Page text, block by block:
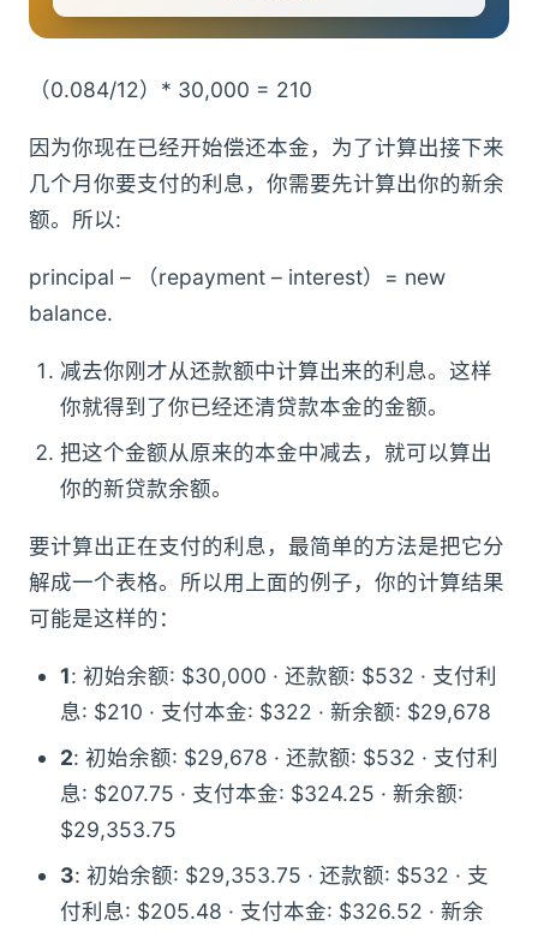
（0.084/12）* 30,000 = 210
因为你现在已经开始偿还本金，为了计算出接下来
几个月你要支付的利息，你需要先计算出你的新余
额。所以:
principal – （repayment – interest）= new
balance.
减去你刚才从还款额中计算出来的利息。这样
你就得到了你已经还清贷款本金的金额。
把这个金额从原来的本金中减去，就可以算出
你的新贷款余额。
要计算出正在支付的利息，最简单的方法是把它分
解成一个表格。所以用上面的例子，你的计算结果
可能是这样的：
1: 初始余额: $30,000 · 还款额: $532 · 支付利
息: $210 · 支付本金: $322 · 新余额: $29,678
2: 初始余额: $29,678 · 还款额: $532 · 支付利
息: $207.75 · 支付本金: $324.25 · 新余额:
$29,353.75
3: 初始余额: $29,353.75 · 还款额: $532 · 支
付利息: $205.48 · 支付本金: $326.52 · 新余